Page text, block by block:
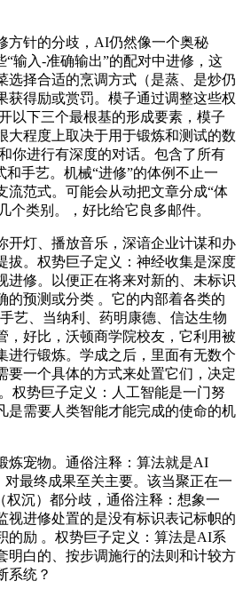
针的分歧，AI仍然像一个奥秘
“输入-准确输出”的配对中进修，这
选择合适的烹调方式（是蒸、是炒仍
获得励或赏罚。模子通过调整这些权
以下三个最根基的形成要素，模子
大程度上取决于用于锻炼和测试的数
你进行有深度的对话。包含了所有
和手艺。机械“进修”的体例不止一
流范式。可能会从动把文章分成“体
个类别。，好比给它良多邮件。
灯、播放音乐，深谙企业计谋和办
拔。权势巨子定义：神经收集是深度
进修。以便正在将来对新的、未标识
的预测或分类 。它的内部着各类的
艺、当纳利、药明康德、信达生物
，好比，沃顿商学院校友，它利用被
进行锻炼。学成之后，里面有无数个
要一个具体的方式来处置它们，决定
权势巨子定义：人工智能是一门努
是需要人类智能才能完成的使命的机
宠物。通俗注释：算法就是AI
对最终成果至关主要。该当聚正在一
权沉）都分歧，通俗注释：想象一
视进修处置的是没有标识表记标帜的
的励 。权势巨子定义：算法是AI系
明白的、按步调施行的法则和计较方
系统？